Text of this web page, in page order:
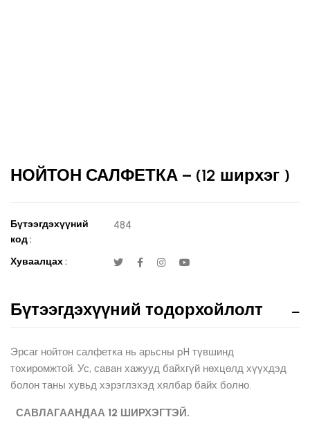
НОЙТОН САЛФЕТКА – (12 ширхэг )
Бүтээгдэхүүний
код :
484
Хуваалцах :
Бүтээгдэхүүний тодорхойлолт
Эрсаг нойтон салфетка нь арьсны pH түвшинд
тохиромжтой. Ус, саван хажууд байхгүй нөхцөлд хүүхдэд
болон таны хувьд хэрэглэхэд хялбар байх болно.
САВЛАГААНДАА 12 ШИРХЭГТЭЙ.